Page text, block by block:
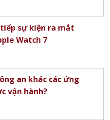
sự kiện ra mắt
Watch 7
an khác các ứng
vận hành?